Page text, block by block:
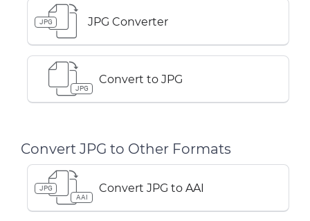
JPG JPG Converter
JPG
Convert to JPG
Convert JPG to Other Formats
JPG
AAI
Convert JPG to AAI